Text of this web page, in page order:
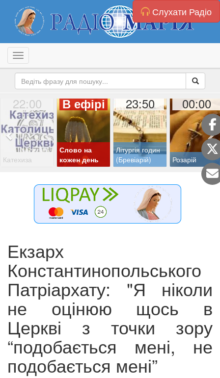
Слухати Радіо
Toggle navigation
22:00
Катехиза
В ефірі
Слово на
кожен день
23:50
Літургія годин
(Бревіарій)
00:00
Розарій
Екзарх
Константинопольського
Патріархату: "Я ніколи
не оцінюю щось в
Церкві з точки зору
“подобається мені, не
подобається мені”